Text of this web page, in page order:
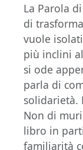
La Parola
di
vuole
più inclini
si ode
parla di
solidarietà.
Non di
libro in
familiarità